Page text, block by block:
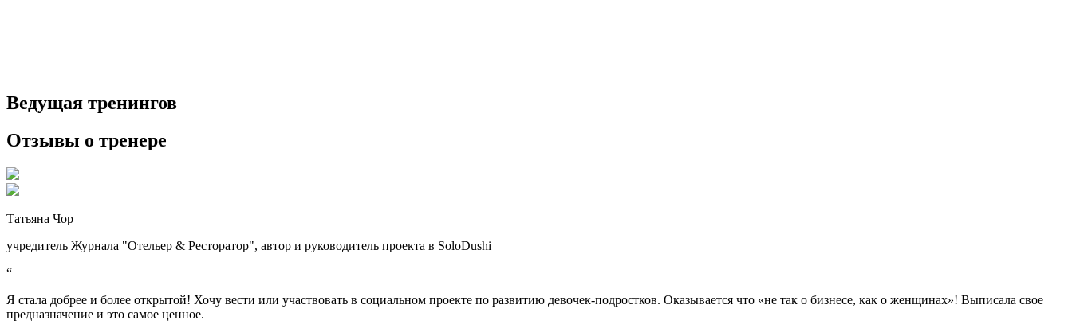
Ведущая тренингов
Отзывы о тренере
Татьяна Чор
учредитель Журнала "Отельер & Ресторатор", автор и руководитель проекта в SoloDushi
“
Я стала добрее и более открытой! Хочу вести или участвовать в социальном проекте по развитию девочек-подростков. Оказывается что «не так о бизнесе, как о женщинах»! Выписала свое
предназначение и это самое ценное.